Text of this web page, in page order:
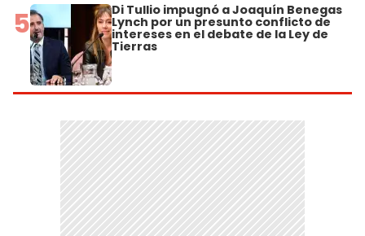
5 Di Tullio impugnó a Joaquín Benegas
Lynch por un presunto conflicto de
intereses en el debate de la Ley de
Tierras